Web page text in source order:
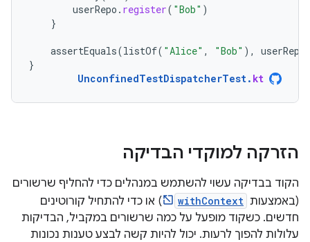
userRepo . register( "Bob" )
}
assertEquals(listOf( "Alice" , "Bob" ), userRepo
}
UnconfinedTestDispatcherTest. kt
הזרקה למוקדי הבדיקה
הקוד בבדיקה עשוי להשתמש במנהלים כדי להחליף שרשורים
(באמצעות withContext
) או כדי להתחיל קורוטינים
חדשים. כשקוד מופעל על כמה שרשורים במקביל, הבדיקות
עלולות להפוך לרעות. יכול להיות קשה לבצע טענות נכונות